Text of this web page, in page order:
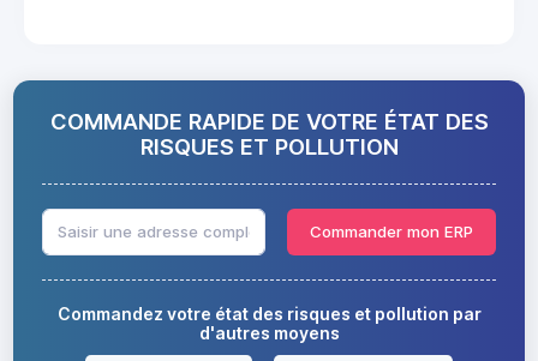
COMMANDE RAPIDE DE VOTRE ÉTAT DES
RISQUES ET POLLUTION
Commander mon ERP
Commandez votre état des risques et pollution par
d'autres moyens